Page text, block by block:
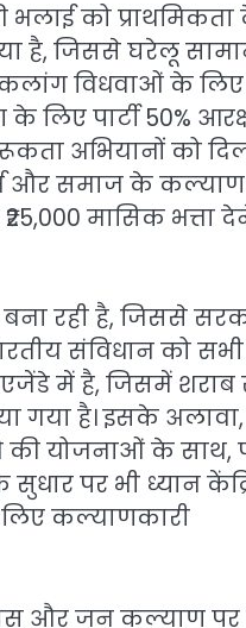
भलाई को प्राथमिकता
है, जिससे घरेलू
विधवाओं के लिए
लिए पार्टी 50%
अभियानों को
और समाज के
मासिक भत्ता
बना रही है, जिससे
संविधान को सभी
एजेंडे में है, जिसमें
गया है। इसके अलावा,
योजनाओं के साथ,
पर भी ध्यान
लिए कल्याणकारी
और जन कल्याण पर